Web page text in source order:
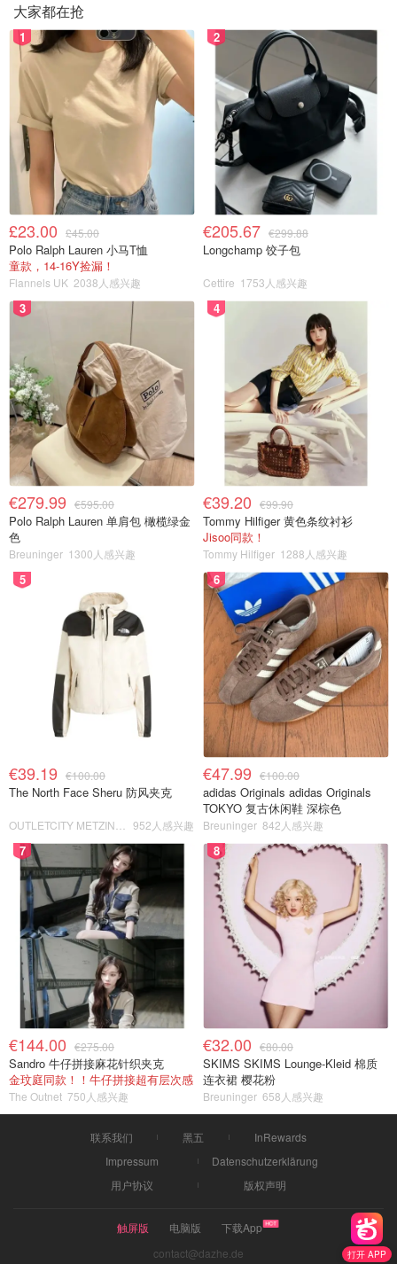
打开 APP
大家都在抢
1
£23.00 £45.00
Polo Ralph Lauren 小马T恤
童款，14-16Y捡漏！
Flannels UK 2038人感兴趣
2
€205.67 €299.88
Longchamp 饺子包
Cettire 1753人感兴趣
3
€279.99 €595.00
Polo Ralph Lauren 单肩包 橄榄绿金
色
Breuninger 1300人感兴趣
4
€39.20 €99.90
Tommy Hilfiger 黄色条纹衬衫
Jisoo同款！
Tommy Hilfiger 1288人感兴趣
5
€39.19 €100.00
The North Face Sheru 防风夹克
952人感兴趣
6
€47.99 €100.00
adidas Originals adidas Originals
TOKYO 复古休闲鞋 深棕色
Breuninger 842人感兴趣
7
€144.00 €275.00
Sandro 牛仔拼接麻花针织夹克
金玟庭同款！！牛仔拼接超有层次感
The Outnet 750人感兴趣
8
€32.00 €80.00
SKIMS SKIMS Lounge-Kleid 棉质
连衣裙 樱花粉
Breuninger 658人感兴趣
联系我们 黑五
InRewards
Impressum
Datenschutzerklärung
用户协议
版权声明
触屏版 电脑版
下载App
contact@dazhe.de